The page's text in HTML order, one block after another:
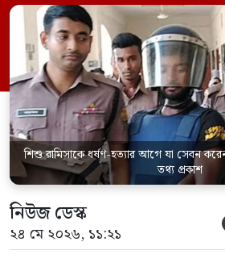
সেবন করেছিলেন বলে
জানিয়েছেন আসামি।
মামলার তদন্ত কর্মকর্তা পল্লবী
পরিদর্শক অহিদুজ্জামান এ
তিনি বলেন, […]
শিশু রামিসাকে ধর্ষণ-হত্যার আগে যা সেবন
তথ্য প্রকাশ
নিউজ ডেস্ক
২৪ মে ২০২৬, ১১:২১